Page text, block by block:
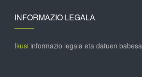
INFORMAZIO LEGALA
Ikusi informazio legala eta datuen babesa